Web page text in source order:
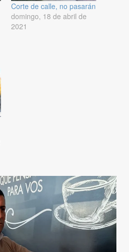
Corte de calle, no pasarán
domingo, 18 de abril de
2021